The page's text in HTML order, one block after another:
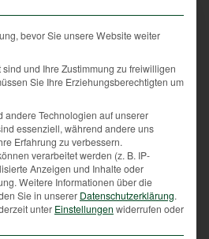
Natur von einer ihrer
lacht vom Himmel, alles
erfüllt uns mit einem
Unsere Natur ist wichtiger
für uns Menschen!
bevor Sie unsere Website weiter
und Ihre Zustimmung zu freiwilligen
Sie Ihre Erziehungsberechtigten um
andere Technologien auf unserer
essenziell, während andere uns
Erfahrung zu verbessern.
verarbeitet werden (z. B. IP-
Anzeigen und Inhalte oder
Weitere Informationen über die
Sie in unserer Datenschutzerklärung.
unter Einstellungen widerrufen oder